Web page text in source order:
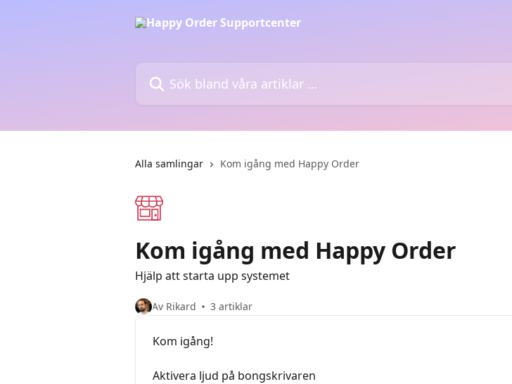
Alla samlingar Kom igång med Happy Order
Kom igång med Happy Order
Hjälp att starta upp systemet
Av Rikard 3 artiklar
Kom igång!
Aktivera ljud på bongskrivaren